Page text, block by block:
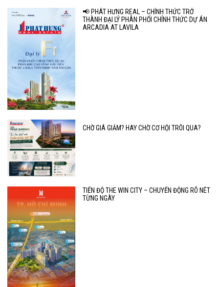
📢 PHÁT HƯNG REAL – CHÍNH THỨC TRỞ
THÀNH ĐẠI LÝ PHÂN PHỐI CHÍNH THỨC DỰ ÁN
ARCADIA AT LAVILA
CHỜ GIÁ GIẢM? HAY CHỜ CƠ HỘI TRÔI QUA?
TIẾN ĐỘ THE WIN CITY – CHUYỂN ĐỘNG RÕ NÉT
TỪNG NGÀY